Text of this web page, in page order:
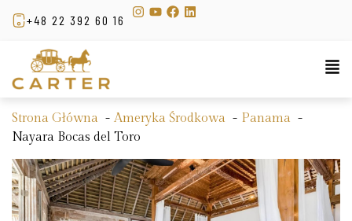
+48 22 392 60 16
Strona Główna Ameryka Środkowa
Panama
Nayara Bocas del Toro